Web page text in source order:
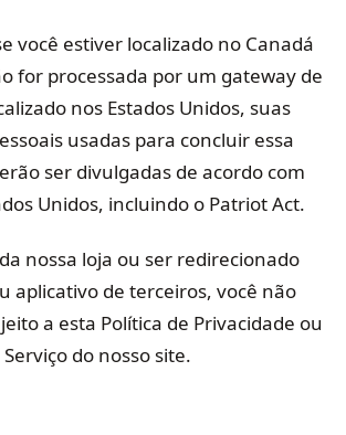
você estiver localizado no Canadá
for processada por um gateway de
nos Estados Unidos, suas
usadas para concluir essa
ser divulgadas de acordo com
Unidos, incluindo o Patriot Act.
nossa loja ou ser redirecionado
aplicativo de terceiros, você não
a esta Política de Privacidade ou
do nosso site.